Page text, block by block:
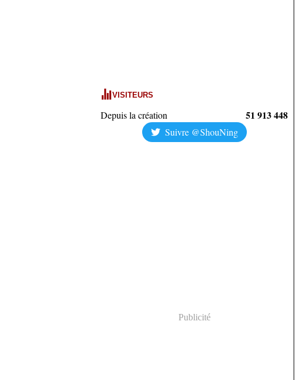
VISITEURS
Depuis la création 51 913 448
Suivre @ShouNing
Publicité